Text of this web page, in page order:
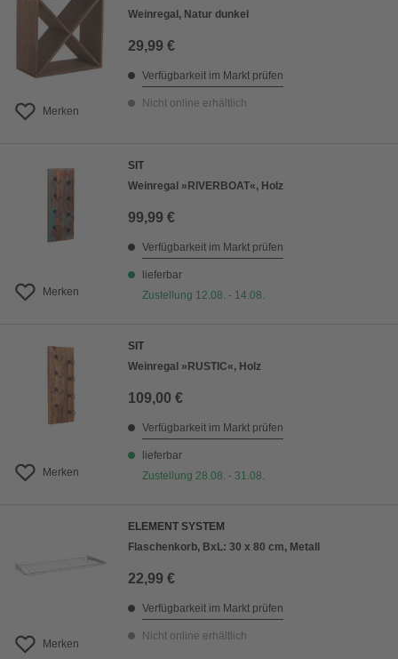
Merken
Weinregal, Natur dunkel
29,99 €
Verfügbarkeit im Markt prüfen
Nicht online erhältlich
Merken
SIT
Weinregal »RIVERBOAT«, Holz
99,99 €
Verfügbarkeit im Markt prüfen
lieferbar
Zustellung 12.08. - 14.08.
Merken
SIT
Weinregal »RUSTIC«, Holz
109,00 €
Verfügbarkeit im Markt prüfen
lieferbar
Zustellung 28.08. - 31.08.
Merken
ELEMENT SYSTEM
Flaschenkorb, BxL: 30 x 80 cm, Metall
22,99 €
Verfügbarkeit im Markt prüfen
Nicht online erhältlich